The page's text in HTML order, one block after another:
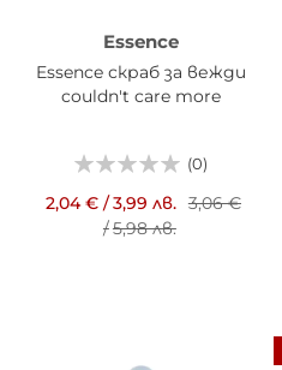
Essence
Essence скраб за вежди
couldn't care more
(0)
2,04 €/3,99 лв. 3,06 €
/5,98 лв.